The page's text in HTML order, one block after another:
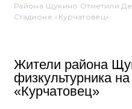
Района Щукино Отметили
Стадионе «Курчатовец»
Жители района
физкультурника
«Курчатовец»